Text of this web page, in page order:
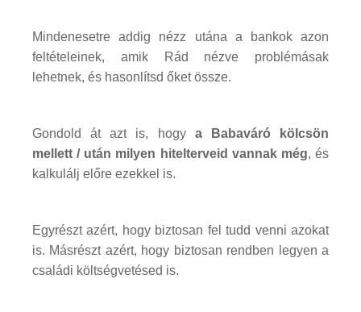
Mindenesetre addig nézz utána a bankok azon
feltételeinek, amik Rád nézve problémásak
lehetnek, és hasonlítsd őket össze.
Gondold át azt is, hogy a Babaváró kölcsön
mellett / után milyen hitelterveid vannak még, és
kalkulálj előre ezekkel is.
Egyrészt azért, hogy biztosan fel tudd venni azokat
is. Másrészt azért, hogy biztosan rendben legyen a
családi költségvetésed is.